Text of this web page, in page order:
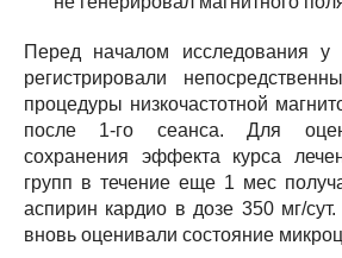
Перед началом исследования у
регистрировали
процедуры низкочастотной
после 1-го сеанса. Для
сохранения эффекта курса
групп в течение еще 1 мес
аспирин кардио в дозе 350 мг/
вновь оценивали состояние